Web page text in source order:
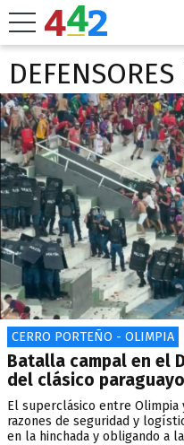
CERRO PORTEÑO - OLIMPIA
Batalla campal en el
del clásico paraguayo
El superclásico entre
razones de seguridad y
en la hinchada y obligando a